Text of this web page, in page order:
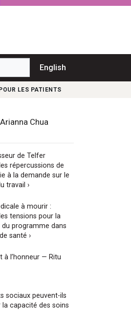
English
LES PATIENTS
Chua
de Telfer
répercussions de
à la demande sur le
travail ›
à mourir :
tensions pour la
du programme dans
santé ›
à l’honneur — Ritu
sociaux peuvent-ils
la capacité des soins